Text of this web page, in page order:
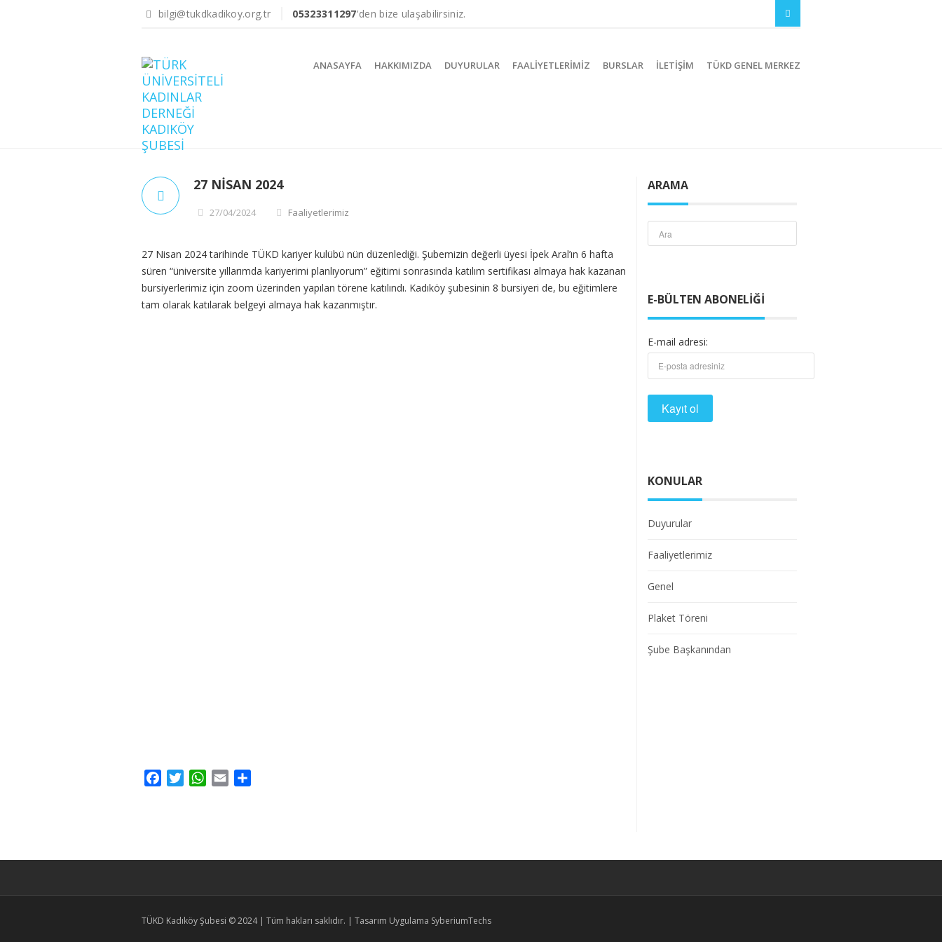
bilgi@tukdkadikoy.org.tr 05323311297'den bize ulaşabilirsiniz.
ANASAYFA HAKKIMIZDA DUYURULAR FAALIYETLERIMIZ BURSLAR İLETIŞIM TÜKD GENEL MERKEZ
27 NISAN 2024
27/04/2024 Faaliyetlerimiz
27 Nisan 2024 tarihinde TÜKD kariyer kulübü nün düzenlediği. Şubemizin değerli üyesi İpek Aral’ın 6 hafta
süren “üniversite yıllarımda kariyerimi planlıyorum” eğitimi sonrasında katılım sertifikası almaya hak kazanan
bursiyerlerimiz için zoom üzerinden yapılan törene katılındı. Kadıköy şubesinin 8 bursiyeri de, bu eğitimlere
tam olarak katılarak belgeyi almaya hak kazanmıştır.
FacebookTwitterWhatsApp
Email
ARAMA
E-BÜLTEN ABONELIĞI
E-mail adresi:
KONULAR
Duyurular
Faaliyetlerimiz
Genel
Plaket Töreni
Şube Başkanından
TÜKD Kadıköy Şubesi © 2024 | Tüm hakları saklıdır. | Tasarım Uygulama SyberiumTechs